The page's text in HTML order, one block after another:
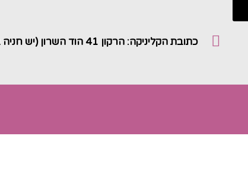
כתובת הקליניקה: הרקון 41 הוד השרון (יש חניה במקום)